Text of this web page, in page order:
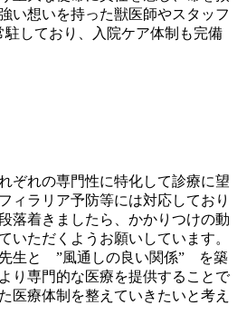
い想いを持った獣医師やスタッフ
駐しており、入院ケア体制も完備
ぞれの専門性に特化して診療に望
ィラリア予防等には対応しており
落着きましたら、かかりつけの動
いただくようお願いしています。
生と ”風通しの良い関係” を築
り専門的な医療を提供することで
医療体制を整えていきたいと考え